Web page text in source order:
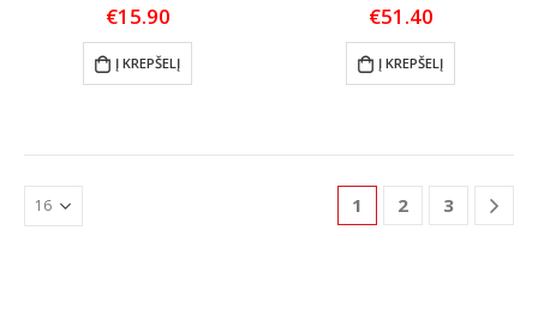
€15.90
Į KREPŠELĮ
€51.40
Į KREPŠELĮ
1 2 3